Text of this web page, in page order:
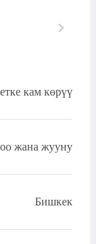
кам көрүү
жана жууну
Бишкек